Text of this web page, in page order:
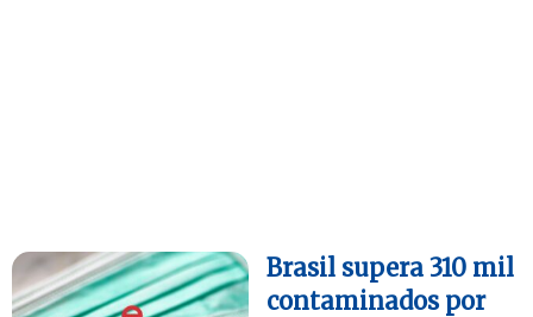
Brasil supera 310 mil
contaminados por